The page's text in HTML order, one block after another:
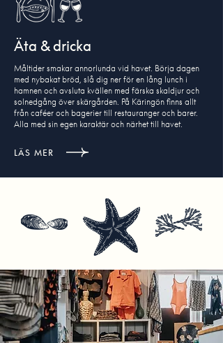
Äta & dricka
Måltider smakar annorlunda vid havet. Börja dagen
med nybakat bröd, slå dig ner för en lång lunch i
hamnen och avsluta kvällen med färska skaldjur och
solnedgång över skärgården. På Käringön finns allt
från caféer och bagerier till restauranger och barer.
Alla med sin egen karaktär och närhet till havet.
LÄS MER